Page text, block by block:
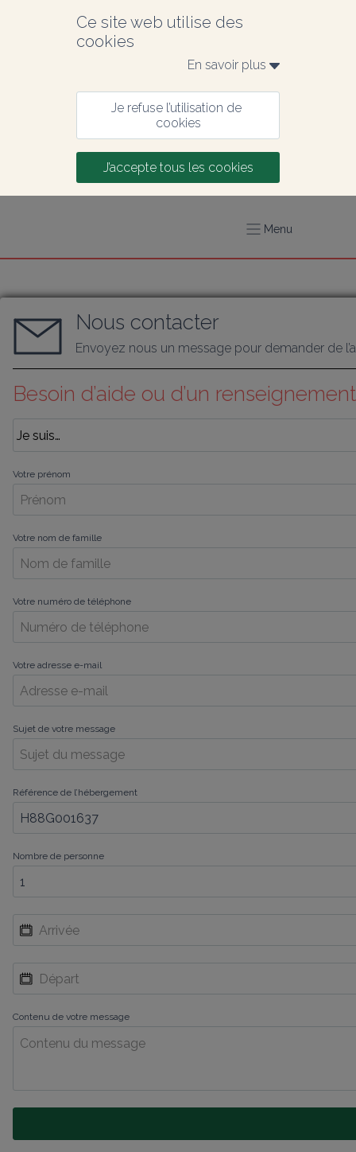
Ce site web utilise des
cookies
En savoir plus
Je refuse l’utilisation de
cookies
J’accepte tous les cookies
Menu
Nous contacter
Envoyez nous un message pour demander de
Besoin d’aide ou d’un
Votre prénom
Votre nom de famille
Votre numéro de téléphone
Votre adresse e-mail
Sujet de votre message
Référence de l’hébergement
Nombre de personne
Contenu de votre message